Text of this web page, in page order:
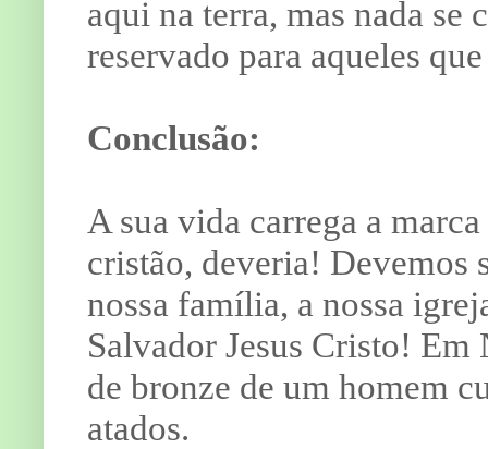
aqui na terra, mas nada se
reservado para aqueles
Conclusão:
A sua vida carrega a
cristão, deveria! Devemos
nossa família, a nossa
Salvador Jesus Cristo! Em
de bronze de um homem
atados.